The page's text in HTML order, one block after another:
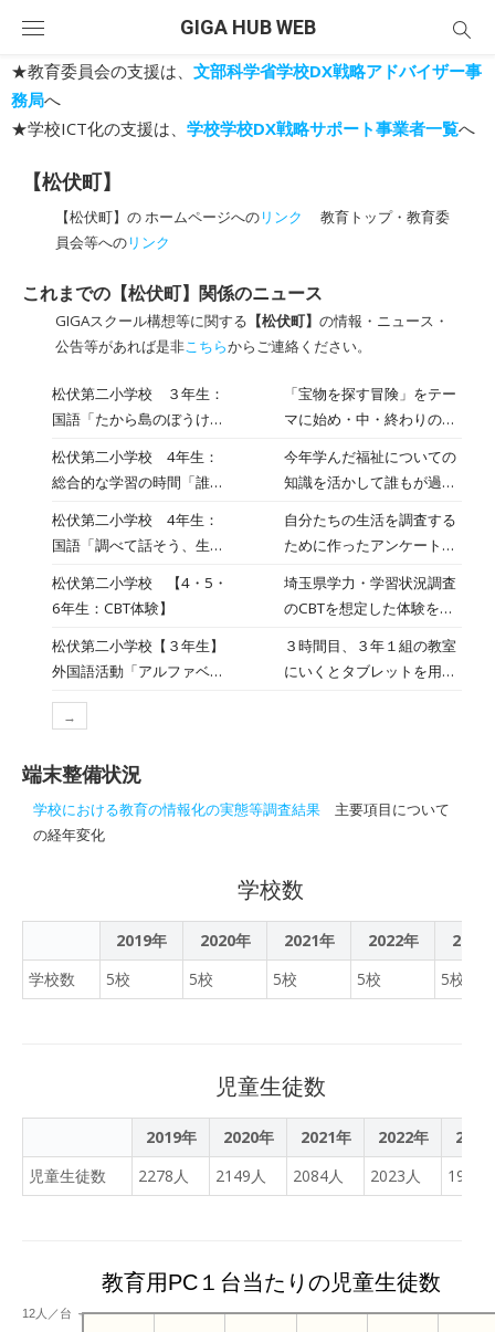
content
GIGA HUB WEB
★教育委員会の支援は、 文部科学省学校DX戦略アドバイザー事
務局へ
★学校ICT化の支援は、 学校学校DX戦略サポート事業者一覧へ
【松伏町】
【松伏町】の ホームページへのリンク
教育トップ・教育委
員会等へのリンク
これまでの【松伏町】関係のニュース
GIGAスクール構想等に関する 【松伏町】 の情報・ニュース・
公告等があれば是非こちらからご連絡ください。
松伏第二小学校 ３年生：
国語「たから島のぼうけ
「宝物を探す冒険」をテー
マに始め・中・終わりの構
どんな物語ができあがるか
楽しみですね。
松伏第二小学校 4年生：
総合的な学習の時間「誰も
よう(福祉)」
今年学んだ福祉についての
知識を活かして誰もが過ご
す。 作ったスライドを班で
見合いながら発表用の資料
を作成しています。
松伏第二小学校 4年生：
国語「調べて話そう、生活
自分たちの生活を調査する
ために作ったアンケートを
をもとにスピーチ原稿を作
っています。
松伏第二小学校 【4・5・
6年生：CBT体験】
埼玉県学力・学習状況調査
のCBTを想定した体験を行
作も上手に行えていました
ね。
松伏第二小学校【３年生】
外国語活動「アルファベッ
３時間目、３年１組の教室
にいくとタブレットを用い
→
端末整備状況
学校における教育の情報化の実態等調査結果 主要項目について
の経年変化
学校数
2019年 2020年 2021年 2022年
2023
学校数
5校 5校 5校 5校 5校
児童生徒数
2019年 2020年 2021年 2022年
2023
児童生徒数
2278人 2149人 2084人 2023人 1984
教育用PC１台当たりの児童生徒数
12人／台